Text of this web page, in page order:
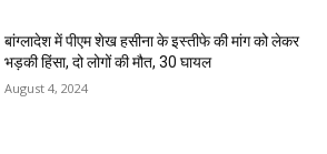
बांग्लादेश में पीएम शेख हसीना के इस्तीफे की मांग को लेकर
भड़की हिंसा, दो लोगों की मौत, 30 घायल
August 4, 2024